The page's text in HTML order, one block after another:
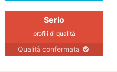
Serio
profili di qualità
Qualità confermata